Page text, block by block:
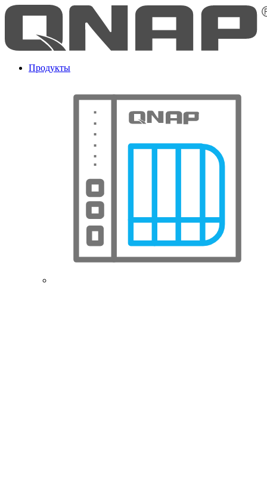
Продукты